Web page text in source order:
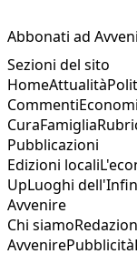
Abbonati ad
Sezioni del sito
HomeAttualità
Commenti
CuraFamiglia
Pubblicazioni
Edizioni locali
UpLuoghi
Avvenire
Chi siamo
AvvenirePubblicità